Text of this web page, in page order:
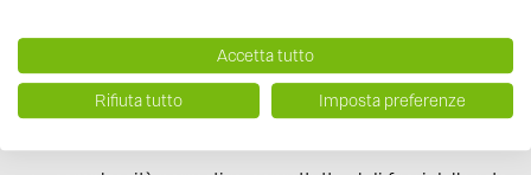
realtà, proprio alle ridotte disponibilità orarie e del
cliente.Altre barriere che coinvolgono tutti i tipi di
utilizzo riguardano:
possibilità che un uso maggiore possa incidere sulla
Accetta tutto
Rifiuta tutto Imposta preferenze